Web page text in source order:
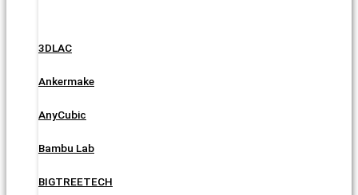
3DLAC
Ankermake
AnyCubic
Bambu Lab
BIGTREETECH